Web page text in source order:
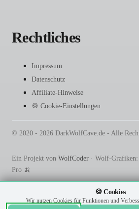
Rechtliches
Impressum
Datenschutz
Affiliate-Hinweise
🍪 Cookie-Einstellungen
© 2020 - 2026 DarkWolfCave.de - Alle
Ein Projekt von WolfCoder · Wolf-
Pro 🍌
🍪 Cookies
Wir nutzen Cookies für Funktionen und